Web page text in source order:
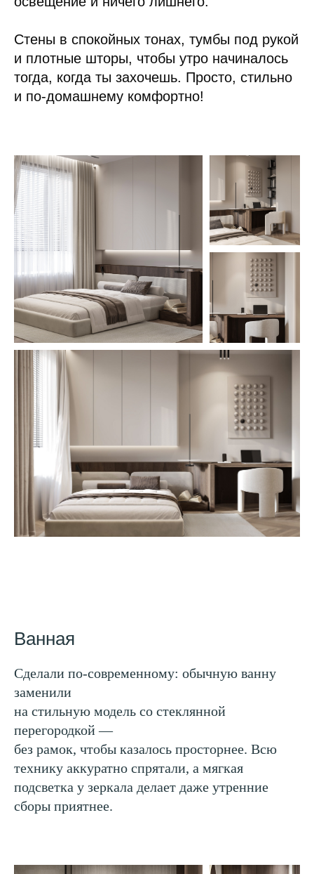
Стены в спокойных тонах, тумбы под рукой
и плотные шторы, чтобы утро начиналось
тогда, когда ты захочешь. Просто, стильно
и по-домашнему комфортно!
Ванная
Сделали по-современному: обычную ванну
заменили
на стильную модель со стеклянной
перегородкой —
без рамок, чтобы казалось просторнее. Всю
технику аккуратно спрятали, а мягкая
подсветка у зеркала делает даже утренние
сборы приятнее.